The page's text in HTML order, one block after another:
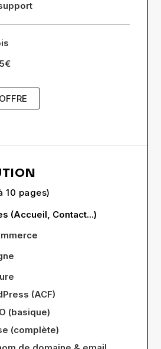
10 pages)
(Accueil, Contact...)
(ACF)
(basique)
(complète)